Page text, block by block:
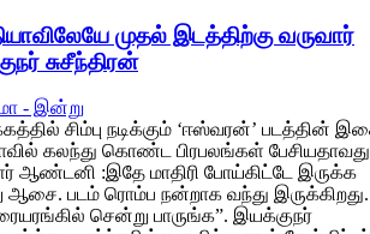
முதல் இடத்திற்கு வருவார்
சுசீந்திரன்
- இன்று
சிம்பு நடிக்கும் ‘ஈஸ்வரன்’ படத்தின்
கலந்து கொண்ட பிரபலங்கள்
ஆண்டனி :இதே மாதிரி போய்கிட்டே இருக்க
படம் ரொம்ப நன்றாக வந்து இருக்கிறது.
சென்று பாருங்க”. இயக்குநர்